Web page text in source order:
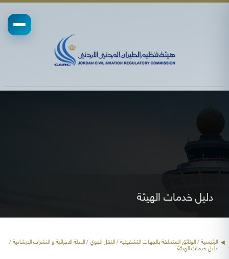
دليل خدمات الهيئة
الرئيسية/ الوثائق المتعلقة بالجهات التشغيلية /النقل الجوي/ الادلة الاجرائية و النشرات الارشادية /
دليل خدمات الهيئة